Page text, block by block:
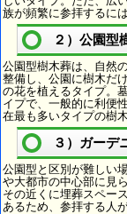
族が頻繁に参拝するに
２）公園型
公園型樹木葬は、自然
整備し、公園に樹木だ
の花を植えるタイプ。
イプで、一般的に利便
在最も多いタイプの樹
３）ガーデ
公園型と区別が難しい
や大都市の中心部に見
その近くに埋葬スペー
あるため、参拝する人